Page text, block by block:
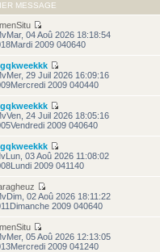
MESSAGE
04 Aoû 2026 18:18:54
2009 040640
29 Juil 2026 16:09:16
2009 040440
24 Juil 2026 18:05:16
2009 040640
03 Aoû 2026 11:08:02
2009 041140
02 Aoû 2026 18:11:22
2009 040640
05 Aoû 2026 12:13:05
2009 041240